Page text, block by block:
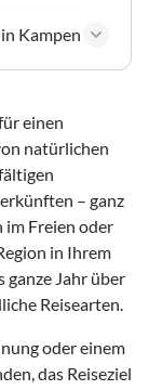
Kampen
einen
natürlichen
– ganz
im Freien oder
in Ihrem
ganze Jahr über
Reisearten.
oder einem
das Reiseziel